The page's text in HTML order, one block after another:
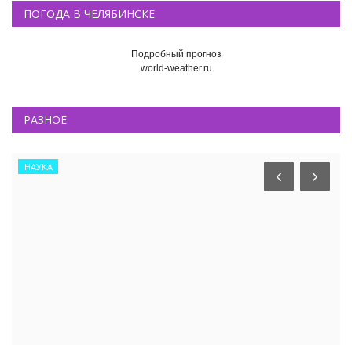
ПОГОДА В ЧЕЛЯБИНСКЕ
Подробный прогноз
world-weather.ru
РАЗНОЕ
НАУКА